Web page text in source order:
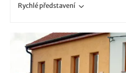
Rychlépředstavení